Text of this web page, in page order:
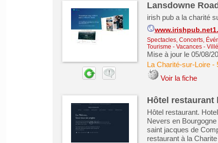
Lansdowne
irish pub a la charité
Spectacles, Concerts,
Tourisme - Vacances -
Mise à jour le 05/08/
La Charité-sur-Loire-
Voir la fiche
Hôtel restaurant
Hôtel restaurant.
Nevers en
saint jacques de
restaurant à la